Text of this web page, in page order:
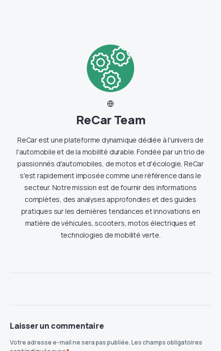
ReCar Team
ReCar est une plateforme dynamique dédiée à l'univers de
l'automobile et de la mobilité durable. Fondée par un trio de
passionnés d'automobiles, de motos et d'écologie, ReCar
s'est rapidement imposée comme une référence dans le
secteur. Notre mission est de fournir des informations
complètes, des analyses approfondies et des guides
pratiques sur les dernières tendances et innovations en
matière de véhicules, scooters, motos électriques et
technologies de mobilité verte.
Laisser un commentaire
Votre adresse e-mail ne sera pas publiée.Les champs obligatoires